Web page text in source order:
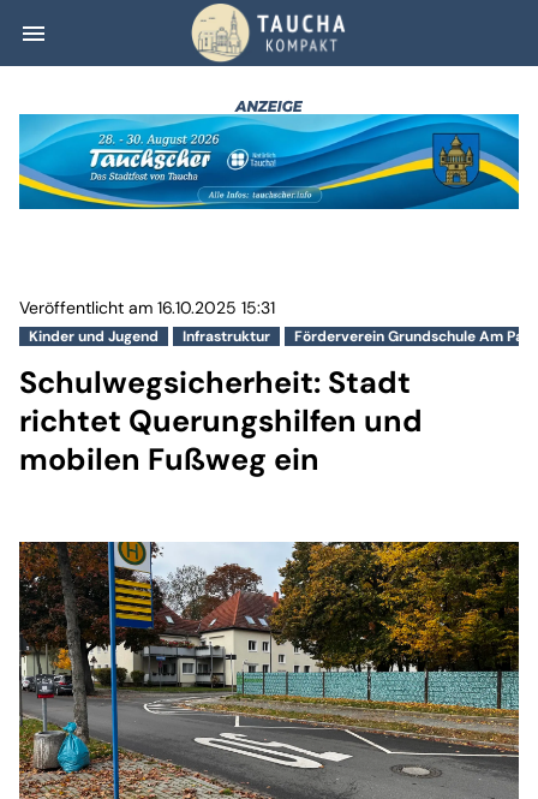
menu
Kinder und Jugend Infrastruktur Förderverein Grundschule Am Park
Veröffentlicht am 16.10.2025 15:31
Schulwegsicherheit: Stadt
richtet Querungshilfen und
mobilen Fußweg ein